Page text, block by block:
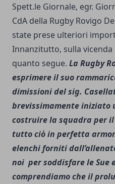
Spett.le Giornale, egr.
CdA della Rugby Rovigo
state prese ulteriori
Innanzitutto, sulla
quanto segue. La Rugby
esprimere il suo
dimissioni del sig.
brevissimamente iniziato
costruire la squadra per
tutto ciò in perfetta
elenchi forniti
noi per soddisfare le Sue
comprendiamo che il